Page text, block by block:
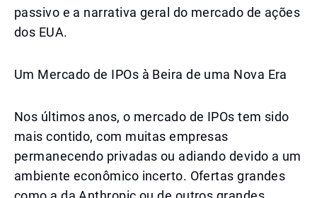
passivo e a narrativa geral do mercado de ações
dos EUA.
Um Mercado de IPOs à Beira de uma Nova Era
Nos últimos anos, o mercado de IPOs tem sido
mais contido, com muitas empresas
permanecendo privadas ou adiando devido a um
ambiente econômico incerto. Ofertas grandes